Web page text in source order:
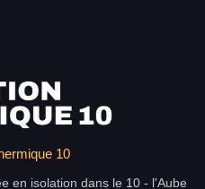
10
en isolation dans le 10 - l'Aube